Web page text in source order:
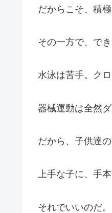
だからこそ、積
その一方で、で
水泳は苦手。ク
器械運動は全然
だから、子供達
上手な子に、手本
それでいいのだ。